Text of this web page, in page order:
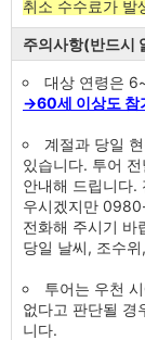
취소 수수료가 발
주의사항(반드시
대상 연령은
→60세 이상도 참
계절과 당일
있습니다. 투어
안내해 드립니다.
우시겠지만
전화해 주시기 바
당일 날씨, 조수
투어는 우천
없다고 판단될 경
니다.